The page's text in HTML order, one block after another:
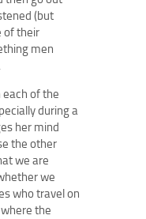
(but
of their
men
of the
during a
her mind
the other
we are
we
who travel on
the